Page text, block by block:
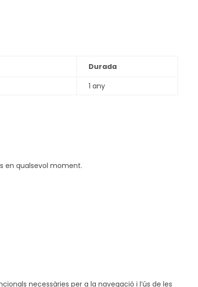
Durada
1 any
en qualsevol moment.
necessàries per a la navegació i l’ús de les